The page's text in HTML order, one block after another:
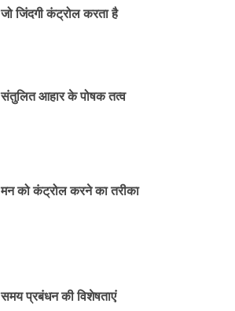
जो जिंदगी कंट्रोल करता है
संतुलित आहार के पोषक तत्व
मन को कंट्रोल करने का तरीका
समय प्रबंधन की विशेषताएं